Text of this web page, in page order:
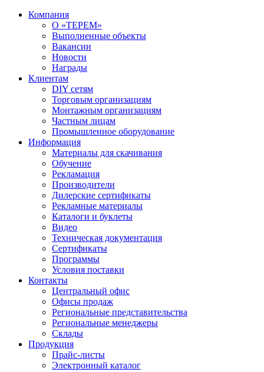
Компания
О «ТЕРЕМ»
Выполненные объекты
Вакансии
Новости
Награды
Клиентам
DIY сетям
Торговым организациям
Монтажным организациям
Частным лицам
Промышленное оборудование
Информация
Материалы для скачивания
Обучение
Рекламация
Производители
Дилерские сертификаты
Рекламные материалы
Каталоги и буклеты
Видео
Техническая документация
Сертификаты
Программы
Условия поставки
Контакты
Центральный офис
Офисы продаж
Региональные представительства
Региональные менеджеры
Склады
Продукция
Прайс-листы
Электронный каталог